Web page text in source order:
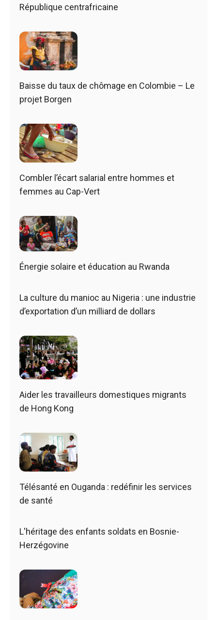
République centrafricaine
Baisse du taux de chômage en Colombie – Le
projet Borgen
Combler l’écart salarial entre hommes et
femmes au Cap-Vert
Énergie solaire et éducation au Rwanda
La culture du manioc au Nigeria : une industrie
d’exportation d’un milliard de dollars
Aider les travailleurs domestiques migrants
de Hong Kong
Télésanté en Ouganda : redéfinir les services
de santé
L'héritage des enfants soldats en Bosnie-
Herzégovine